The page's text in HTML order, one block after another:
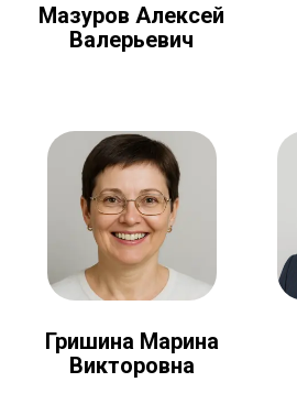
Мазуров Алексей
Валерьевич
Гришина Марина
Викторовна